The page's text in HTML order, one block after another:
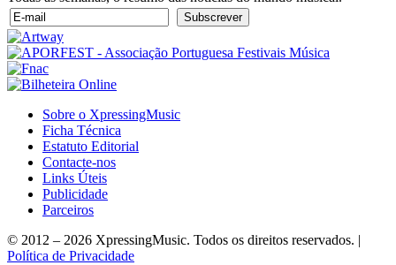
Sobre o XpressingMusic
Ficha Técnica
Estatuto Editorial
Contacte-nos
Links Úteis
Publicidade
Parceiros
© 2012 – 2026 XpressingMusic. Todos os direitos reservados. |
Política de Privacidade